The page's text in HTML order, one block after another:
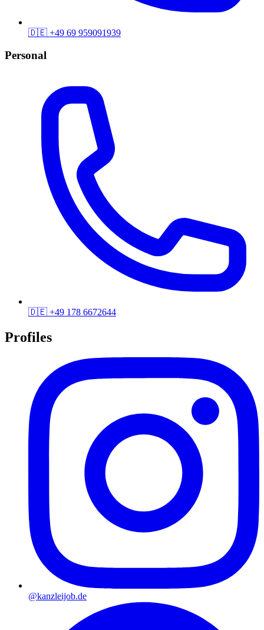
🇩🇪 +49 69 959091939
Personal
🇩🇪 +49 178 6672644
Profiles
@kanzleijob.de